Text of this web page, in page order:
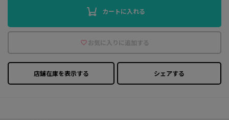
カートに入れる
お気に入りに追加する
店鋪在庫を表示する シェアする